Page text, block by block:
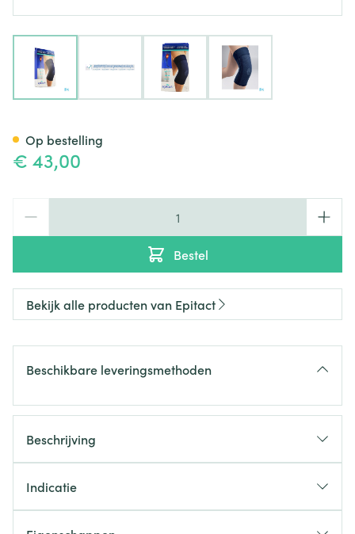
View larger imageView larger imageView larger image
€ 43,00
Bestel
Op bestelling
Bekijk alle producten van Epitact
Beschikbare leveringsmethoden
Beschrijving
Indicatie
Pijnlijke knie
Lichte verstuiking